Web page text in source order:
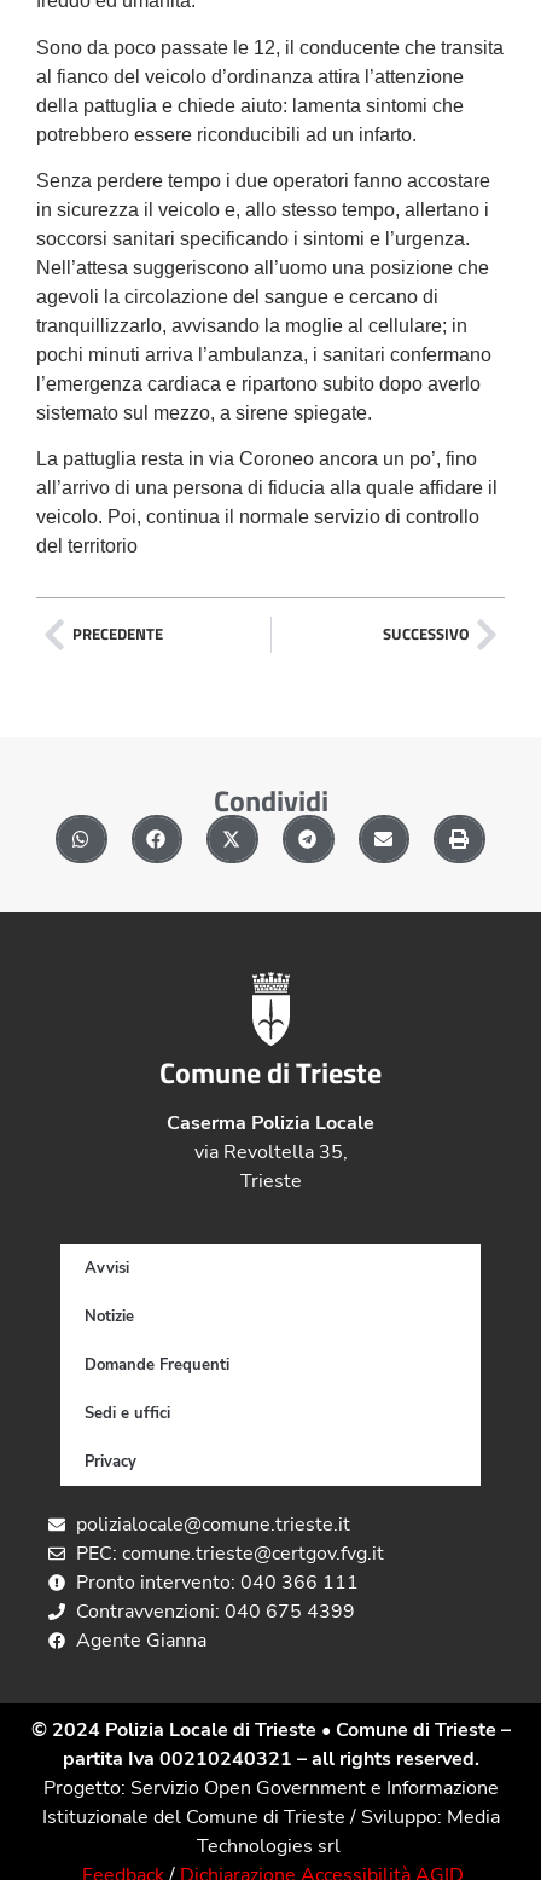
Sono da poco passate le 12, il conducente che transita
al fianco del veicolo d’ordinanza attira l’attenzione
della pattuglia e chiede aiuto: lamenta sintomi che
potrebbero essere riconducibili ad un infarto.
Senza perdere tempo i due operatori fanno accostare
in sicurezza il veicolo e, allo stesso tempo, allertano i
soccorsi sanitari specificando i sintomi e l’urgenza.
Nell’attesa suggeriscono all’uomo una posizione che
agevoli la circolazione del sangue e cercano di
tranquillizzarlo, avvisando la moglie al cellulare; in
pochi minuti arriva l’ambulanza, i sanitari confermano
l’emergenza cardiaca e ripartono subito dopo averlo
sistemato sul mezzo, a sirene spiegate.
La pattuglia resta in via Coroneo ancora un po’, fino
all’arrivo di una persona di fiducia alla quale affidare il
veicolo. Poi, continua il normale servizio di controllo
del territorio
PRECEDENTE SUCCESSIVO
Condividi
Comune di Trieste
Caserma Polizia Locale
via Revoltella 35,
Trieste
Avvisi
Notizie
Domande Frequenti
Sedi e uffici
Privacy
polizialocale@comune.trieste.it
PEC: comune.trieste@certgov.fvg.it
Pronto intervento: 040 366 111
Contravvenzioni: 040 675 4399
Agente Gianna
© 2024 Polizia Locale di Trieste • Comune di Trieste –
partita Iva 00210240321 – all rights reserved.
Progetto: Servizio Open Government e Informazione
Istituzionale del Comune di Trieste / Sviluppo: Media
Technologies srl